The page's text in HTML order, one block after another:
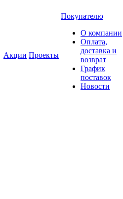
Акции Проекты
Покупателю
О компании
Оплата,
доставка и
возврат
График
поставок
Новости